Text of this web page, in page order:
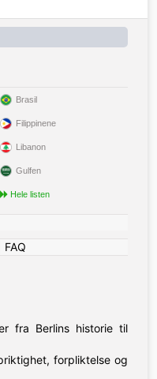
Brasil
Filippinene
Libanon
Gulfen
Hele listen
FAQ
fra Berlins historie til
forpliktelse og